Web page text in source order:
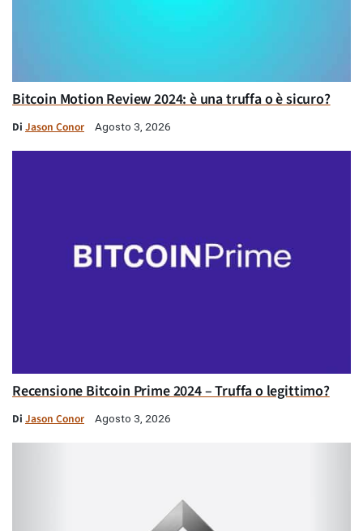
Bitcoin Motion Review 2024: è una truffa o è sicuro?
Di Jason Conor Agosto 3, 2026
Recensione Bitcoin Prime 2024 – Truffa o legittimo?
Di Jason Conor Agosto 3, 2026